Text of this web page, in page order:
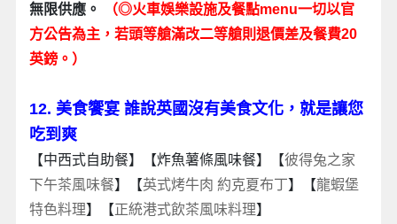
無限供應。
（◎火車娛樂設施及餐點menu一切以官
方公告為主，若頭等艙滿改二等艙則退價差及餐費20
英鎊。）
12. 美食饗宴 誰說英國沒有美食文化，就是讓您
吃到爽
【中西式自助餐】【炸魚薯條風味餐】【彼得兔之家
下午茶風味餐】【英式烤牛肉 約克夏布丁】【龍蝦堡
特色料理】 【正統港式飲茶風味料理】